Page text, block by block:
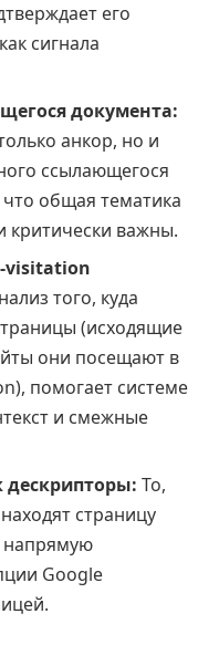
его
сигнала
документа:
анкор, но и
ссылающегося
общая тематика
критически важны.
visitation
того, куда
(исходящие
они посещают в
помогает системе
и смежные
дескрипторы: То,
страницу
напрямую
Google